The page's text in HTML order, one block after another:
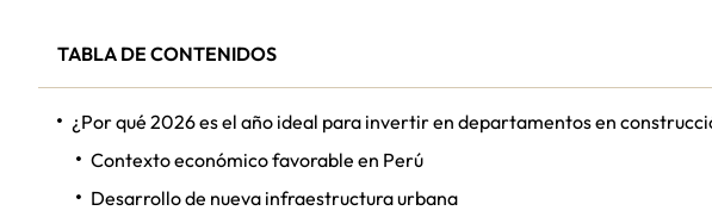
TABLA DE CONTENIDOS
¿Por qué 2026 es el año ideal para invertir en departamentos en
Contexto económico favorable en Perú
Desarrollo de nueva infraestructura urbana